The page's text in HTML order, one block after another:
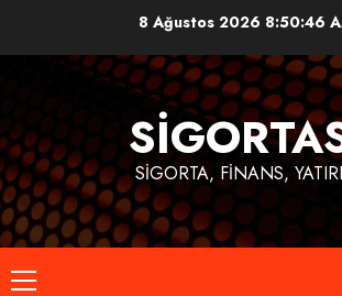
8 Ağustos 2026 8:50:47
SIGORTA, FINANS,
Primary